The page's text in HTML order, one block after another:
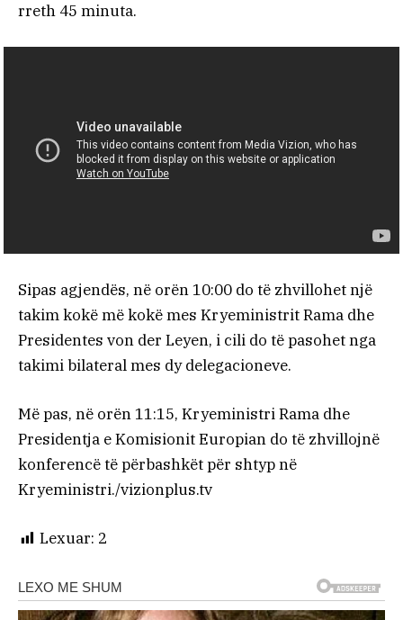
rreth 45 minuta.
Sipas agjendës, në orën 10:00 do të zhvillohet një
takim kokë më kokë mes Kryeministrit Rama dhe
Presidentes von der Leyen, i cili do të pasohet nga
takimi bilateral mes dy delegacioneve.
Më pas, në orën 11:15, Kryeministri Rama dhe
Presidentja e Komisionit Europian do të zhvillojnë
konferencë të përbashkët për shtyp në
Kryeministri./vizionplus.tv
Lexuar: 2